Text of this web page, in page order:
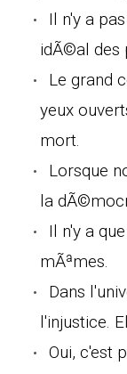
Il n'y a
idÃ©al des
Le grand
yeux
mort.
Lorsque
la
Il n'y a
mÃªmes.
Dans
l'injustice.
Oui, c'est